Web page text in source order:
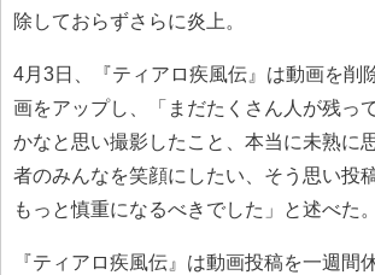
除しておらずさらに炎上。
4月3日、『ティアロ疾風伝』は動画を削
画をアップし、「まだたくさん人が残っ
かなと思い撮影したこと、本当に未熟に
者のみんなを笑顔にしたい、そう思い投
もっと慎重になるべきでした」と述べた。
『ティアロ疾風伝』は動画投稿を一週間